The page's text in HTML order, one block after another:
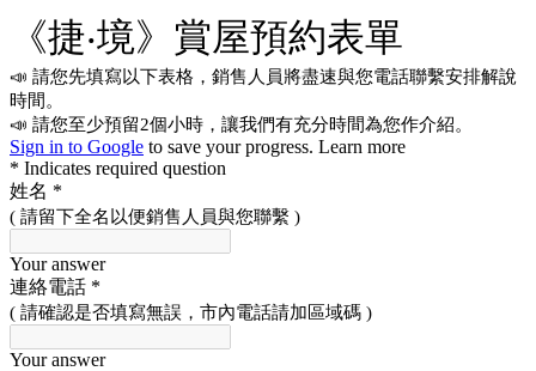
《捷‧境》賞屋預約表單
📣 請您先填寫以下表格，銷售人員將盡速與您電話聯繫安排解說
時間。
📣 請您至少預留2個小時，讓我們有充分時間為您作介紹。
Sign in to Google to save your progress. Learn more
* Indicates required question
姓名 *
( 請留下全名以便銷售人員與您聯繫 )
Your answer
連絡電話 *
( 請確認是否填寫無誤，市內電話請加區域碼 )
Your answer